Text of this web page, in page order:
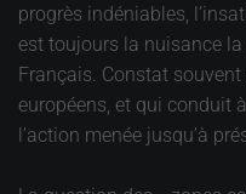
progrès indéniables,
est toujours la nuisance
Français. Constat
européens, et qui conduit
l’action menée jusqu’à